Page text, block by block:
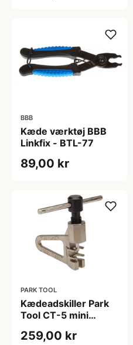
BBB
Kæde værktøj BBB
Linkfix - BTL-77
89,00 kr
PARK TOOL
Kædeadskiller Park
Tool CT-5 mini
12 gears kæder
259,00 kr